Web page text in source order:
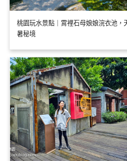
桃園玩水景點｜霄裡石母娘娘浣衣池，
暑秘境